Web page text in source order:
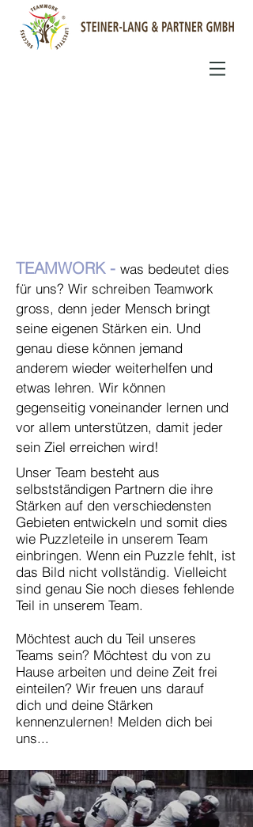
TEAMWORK - was bedeutet dies
für uns? Wir schreiben Teamwork
gross, denn jeder Mensch bringt
seine eigenen Stärken ein. Und
genau diese können jemand
anderem wieder weiterhelfen und
etwas lehren. Wir können
gegenseitig voneinander lernen und
vor allem unterstützen, damit jeder
sein Ziel erreichen wird!
Unser Team besteht aus
selbstständigen Partnern die ihre
Stärken auf den verschiedensten
Gebieten entwickeln und somit dies
wie Puzzleteile in unserem Team
einbringen. Wenn ein Puzzle fehlt, ist
das Bild nicht vollständig. Vielleicht
sind genau Sie noch dieses fehlende
Teil in unserem Team.
Möchtest auch du Teil unseres
Teams sein? Möchtest du von zu
Hause arbeiten und deine Zeit frei
einteilen? Wir freuen uns darauf
dich und deine Stärken
kennenzulernen! Melden dich bei
uns...